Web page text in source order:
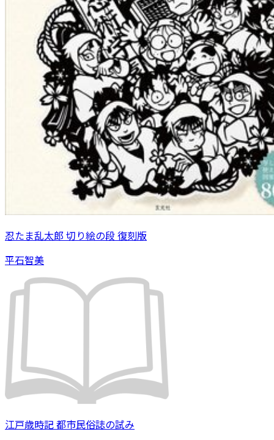
忍たま乱太郎 切り絵の段 復刻版
平石智美
江戸歳時記 都市民俗誌の試み